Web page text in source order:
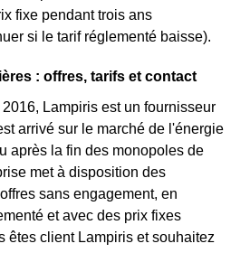
fixe pendant trois ans
si le tarif réglementé baisse).
: offres, tarifs et contact
Lampiris est un fournisseur
arrivé sur le marché de l'énergie
après la fin des monopoles de
met à disposition des
sans engagement, en
et avec des prix fixes
êtes client Lampiris et souhaitez